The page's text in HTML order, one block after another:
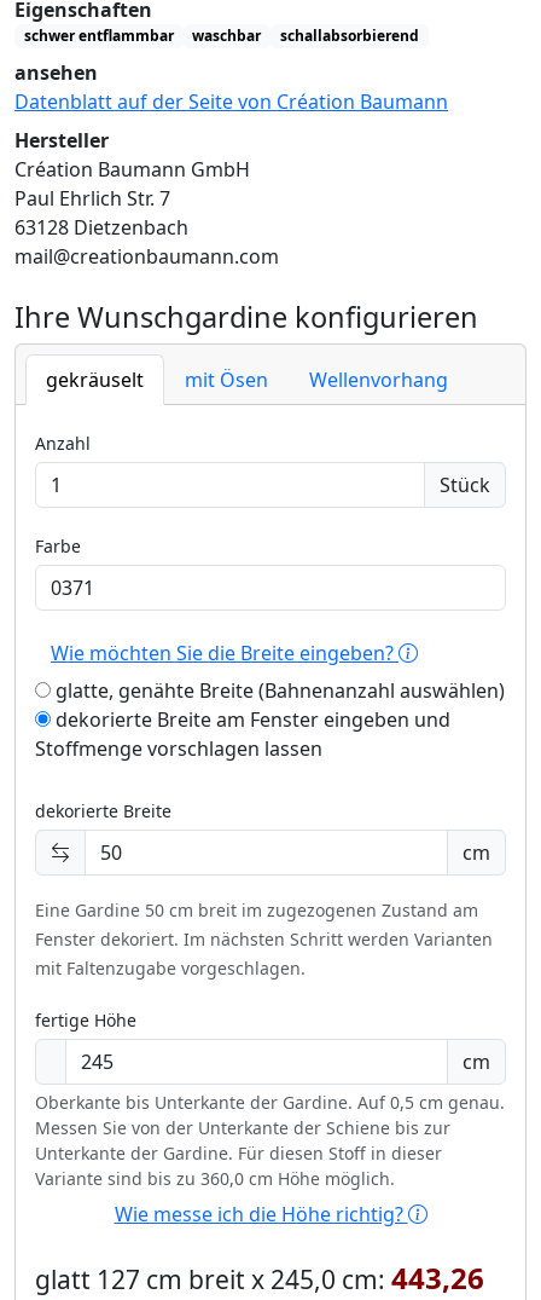
Eigenschaften
schwer entflammbar waschbar schallabsorbierend
ansehen
Datenblatt auf der Seite von Création Baumann
Hersteller
Création Baumann GmbH
Paul Ehrlich Str. 7
63128 Dietzenbach
mail@creationbaumann.com
Ihre Wunschgardine konfigurieren
gekräuselt mit Ösen Wellenvorhang
Anzahl
Stück
Farbe
Wie möchten Sie die Breite eingeben?
glatte, genähte Breite (Bahnenanzahl auswählen)
dekorierte Breite am Fenster eingeben und
Stoffmenge vorschlagen lassen
dekorierte Breite
cm
Eine Gardine 50 cm breit im zugezogenen Zustand am
Fenster dekoriert. Im nächsten Schritt werden Varianten
mit Faltenzugabe vorgeschlagen.
fertige Höhe
cm
Oberkante bis Unterkante der Gardine. Auf 0,5 cm genau.
Messen Sie von der Unterkante der Schiene bis zur
Unterkante der Gardine. Für diesen Stoff in dieser
Variante sind bis zu 360,0 cm Höhe möglich.
Wie messe ich die Höhe richtig?
glatt 127 cm breit x 245,0 cm: 443,26